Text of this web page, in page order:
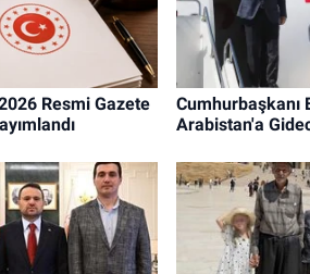
Resmi Gazete
Cumhurbaşkanı
Arabistan'a